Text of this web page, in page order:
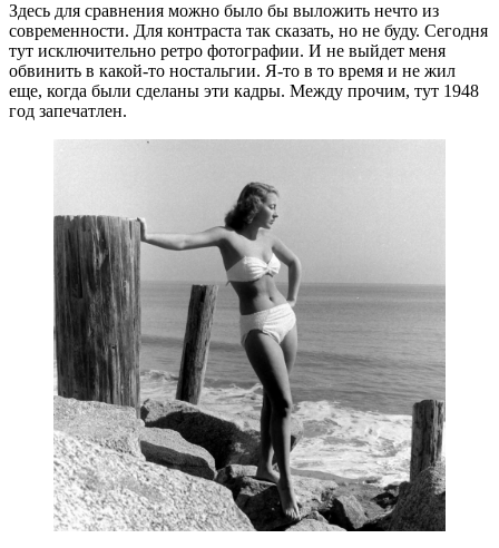
Здесь для сравнения можно было бы выложить нечто из
современности. Для контраста так сказать, но не буду. Сегодня
тут исключительно ретро фотографии. И не выйдет меня
обвинить в какой-то ностальгии. Я-то в то время и не жил
еще, когда были сделаны эти кадры. Между прочим, тут 1948
год запечатлен.